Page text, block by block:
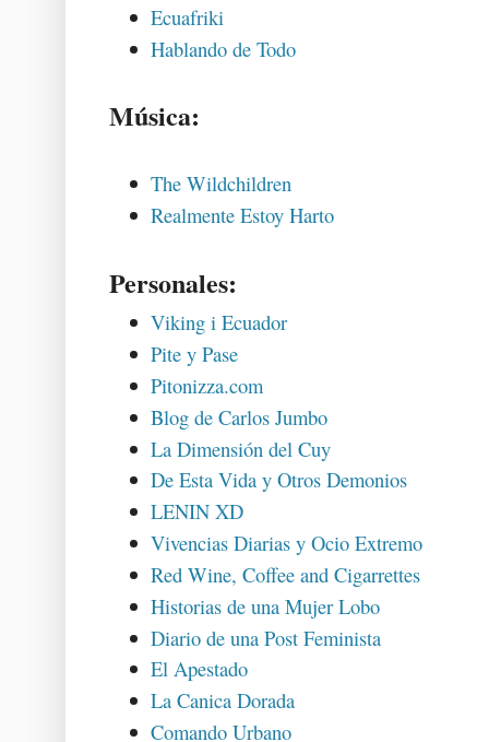
Ecuafriki
Hablando de Todo
Música:
The Wildchildren
Realmente Estoy Harto
Personales:
Viking i Ecuador
Pite y Pase
Pitonizza.com
Blog de Carlos Jumbo
La Dimensión del Cuy
De Esta Vida y Otros Demonios
LENIN XD
Vivencias Diarias y Ocio Extremo
Red Wine, Coffee and Cigarrettes
Historias de una Mujer Lobo
Diario de una Post Feminista
El Apestado
La Canica Dorada
Comando Urbano